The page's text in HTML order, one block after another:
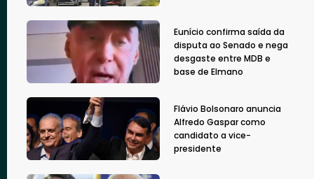
Eunício confirma saída da
disputa ao Senado e nega
desgaste entre MDB e
base de Elmano
Flávio Bolsonaro anuncia
Alfredo Gaspar como
candidato a vice-
presidente